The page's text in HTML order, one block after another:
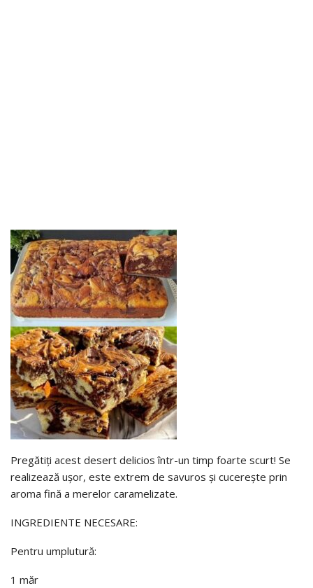
Pregătiți acest desert delicios într-un timp foarte scurt! Se
realizează ușor, este extrem de savuros și cucerește prin
aroma fină a merelor caramelizate.
INGREDIENTE NECESARE:
Pentru umplutură:
1 măr